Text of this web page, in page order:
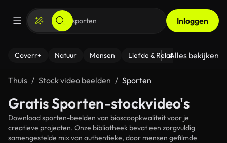
Inloggen
Coverr+ Natuur Mensen Liefde & Relaties - Fitness
Alles bekijken
Thuis Stock video beelden Sporten
Gratis Sporten-stockvideo's
Download sporten-beelden van bioscoopkwaliteit voor je
creatieve projecten. Onze bibliotheek bevat een zorgvuldig
samengestelde mix van authentieke, door mensen gefilmde